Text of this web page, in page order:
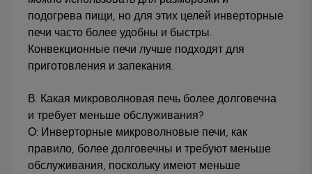
подогрева пищи, но для этих целей инверторные
печи часто более удобны и быстры.
Конвекционные печи лучше подходят для
приготовления и запекания.
В: Какая микроволновая печь более долговечна
и требует меньше обслуживания?
О: Инверторные микроволновые печи, как
правило, более долговечны и требуют меньше
обслуживания, поскольку имеют меньше